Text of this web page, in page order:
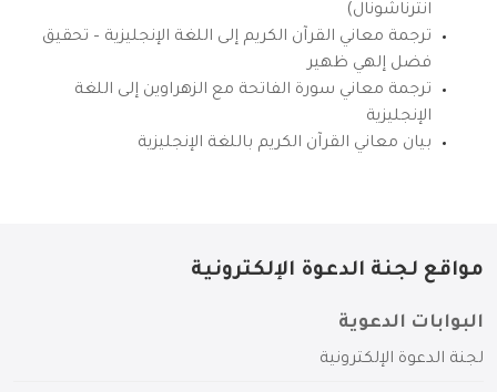
انترناشونال)
ترجمة معاني القرآن الكريم إلى اللغة الإنجليزية – تحقيق
فضل إلهي ظهير
ترجمة معاني سورة الفاتحة مع الزهراوين إلى اللغة
الإنجليزية
بيان معاني القرآن الكريم باللغة الإنجليزية
مواقع لجنة الدعوة الإلكترونية
البوابات الدعوية
لجنة الدعوة الإلكترونية